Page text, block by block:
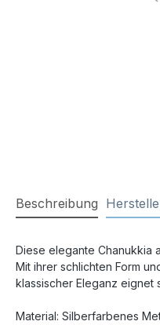
Beschreibung
Diese elegante Chanukkia
Mit ihrer schlichten Form
klassischer Eleganz eignet
Material: Silberfarbenes